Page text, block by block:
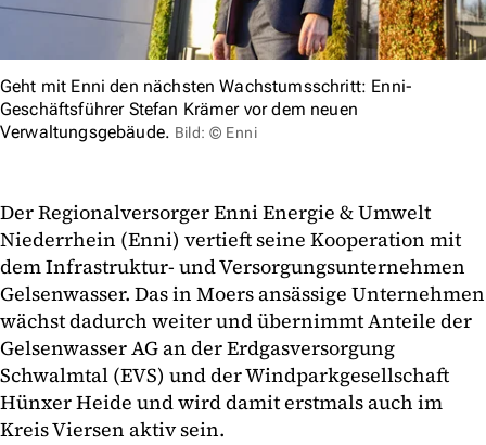
Geht mit Enni den nächsten Wachstumsschritt: Enni-
Geschäftsführer Stefan Krämer vor dem neuen
Verwaltungsgebäude. Bild: © Enni
Der Regionalversorger Enni Energie & Umwelt
Niederrhein (Enni) vertieft seine Kooperation mit
dem Infrastruktur- und Versorgungsunternehmen
Gelsenwasser. Das in Moers ansässige Unternehmen
wächst dadurch weiter und übernimmt Anteile der
Gelsenwasser AG an der Erdgasversorgung
Schwalmtal (EVS) und der Windparkgesellschaft
Hünxer Heide und wird damit erstmals auch im
Kreis Viersen aktiv sein.